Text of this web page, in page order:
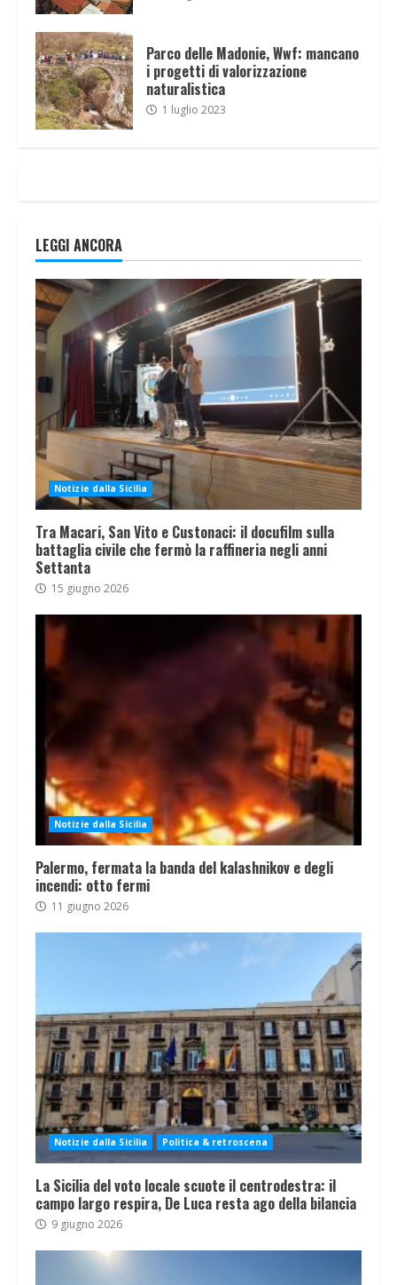
Parco delle Madonie, Wwf: mancano
i progetti di valorizzazione
naturalistica
1 luglio 2023
LEGGI ANCORA
Notizie dalla Sicilia
Tra Macari, San Vito e Custonaci: il docufilm sulla
battaglia civile che fermò la raffineria negli anni
Settanta
15 giugno 2026
Notizie dalla Sicilia
Palermo, fermata la banda del kalashnikov e degli
incendi: otto fermi
11 giugno 2026
Notizie dalla Sicilia Politica & retroscena
La Sicilia del voto locale scuote il centrodestra: il
campo largo respira, De Luca resta ago della bilancia
9 giugno 2026